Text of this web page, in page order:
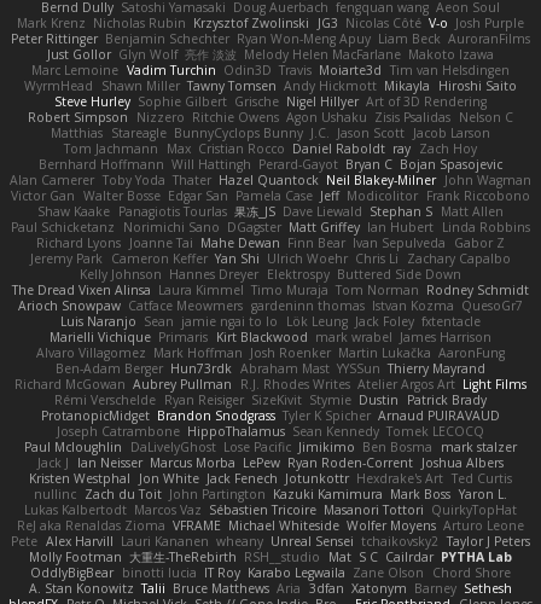
Bernd Dully Satoshi Yamasaki Doug Auerbach fengquan wang Aeon Soul
Mark Krenz Nicholas Rubin Krzysztof Zwolinski JG3 Nicolas Côté V-o Josh Purple
Peter Rittinger Benjamin Schechter Ryan Won-Meng Apuy Liam Beck AuroranFilms
Just Gollor Glyn Wolf 亮作 淡波 Melody Helen MacFarlane Makoto Izawa
Marc Lemoine Vadim Turchin Odin3D Travis Moiarte3d Tim van Helsdingen
WyrmHead
Shawn Miller Tawny Tomsen Andy Hickmott Mikayla
Hiroshi Saito
Steve Hurley Sophie Gilbert Grische Nigel Hillyer Art of 3D Rendering
Robert Simpson
Nizzero Ritchie Owens Agon Ushaku Zisis Psalidas Nelson C
Matthias Stareagle BunnyCyclops Bunny J.C. Jason Scott Jacob Larson
Tom Jachmann
Max Cristian Rocco Daniel Raboldt ray Zach Hoy
Bernhard Hoffmann Will Hattingh Perard-Gayot Bryan C Bojan Spasojevic
Alan Camerer Toby Yoda Thater Hazel Quantock Neil Blakey-Milner John Wagman
Victor Gan Walter Bosse Edgar San Pamela Case Jeff Modicolitor Frank Riccobono
Shaw Kaake Panagiotis Tourlas 果冻_JS Dave Liewald Stephan S Matt Allen
Paul Schicketanz
Norimichi Sano DGagster Matt Griffey Ian Hubert Linda Robbins
Richard Lyons Joanne Tai Mahe Dewan Finn Bear Ivan Sepulveda
Gabor Z
Jeremy Park
Cameron Keffer Yan Shi Ulrich Woehr Chris Li
Zachary Capalbo
Kelly Johnson Hannes Dreyer Elektrospy Buttered Side Down
The Dread Vixen Alinsa Laura Kimmel Timo Muraja Tom Norman Rodney Schmidt
Arioch Snowpaw Catface Meowmers gardeninn thomas Istvan Kozma QuesoGr7
Luis Naranjo Sean jamie ngai to lo Lök Leung Jack Foley fxtentacle
Marielli Vichique Primaris Kirt Blackwood mark wrabel James Harrison
Alvaro Villagomez Mark Hoffman Josh Roenker Martin Lukačka AaronFung
Ben-Adam Berger Hun73rdk Abraham Mast YYSSun Thierry Mayrand
Richard McGowan Aubrey Pullman R.J. Rhodes Writes Atelier Argos Art Light Films
Rémi Verschelde Ryan Reisiger SizeKivit Stymie Dustin
Patrick Brady
ProtanopicMidget Brandon Snodgrass Tyler K Spicher Arnaud PUIRAVAUD
Joseph Catrambone HippoThalamus Sean Kennedy Tomek LECOCQ
Paul Mcloughlin
DaLivelyGhost Lose Pacific Jimikimo Ben Bosma
mark stalzer
Jack J
Ian Neisser Marcus Morba LePew Ryan Roden-Corrent Joshua Albers
Kristen Westphal
Jon White Jack Fenech Jotunkottr Hexdrake's Art Ted Curtis
nullinc Zach du Toit John Partington Kazuki Kamimura Mark Boss Yaron L.
Lukas Kalbertodt Marcos Vaz Sébastien Tricoire Masanori Tottori QuirkyTopHat
ReJ aka Renaldas Zioma VFRAME Michael Whiteside Wolfer Moyens Arturo Leone
Pete Alex Harvill Lauri Kananen wheany Unreal Sensei tchaikovsky2 Taylor J Peters
Molly Footman 大重生-TheRebirth RSH__studio Mat S C Cailrdar PYTHA Lab
OddlyBigBear binotti lucia IT Roy Karabo Legwaila Zane Olson
Chord Shore
A. Stan Konowitz Talii Bruce Matthews Aria 3dfan Xatonym Barney Sethesh